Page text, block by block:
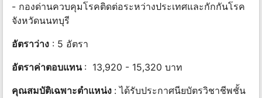
- กองด่านควบคุมโรคติดต่อระหว่างประเทศและกักกันโรค
จังหวัดนนทบุรี
อัตราว่าง : 5 อัตรา
อัตราค่าตอบแทน : 13,920 - 15,320 บาท
คุณสมบัติเฉพาะตำแหน่ง : ได้รับประกาศนียบัตรวิชาชีพชั้น